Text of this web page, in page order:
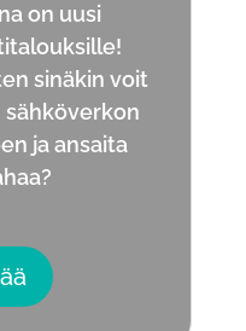
on uusi
sinäkin voit
sähköverkon
ja ansaita